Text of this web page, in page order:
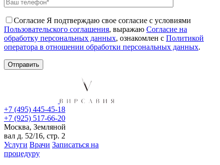
Согласие Я подтверждаю свое согласие с условиями
Пользовательского соглашения, выражаю Согласие на
обработку персональных данных, ознакомлен с Политикой
оператора в отношении обработки персональных данных.
+7 (495) 445-45-18
+7 (925) 517-66-20
Москва, Земляной
вал д. 52/16, стр. 2
Услуги Врачи Записаться на
процедуру